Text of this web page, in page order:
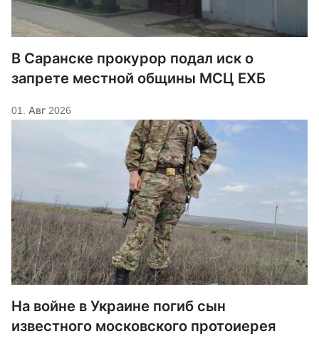
В Саранске прокурор подал иск о
запрете местной общины МСЦ ЕХБ
01. Авг 2026
На войне в Украине погиб сын
известного московского протоиерея